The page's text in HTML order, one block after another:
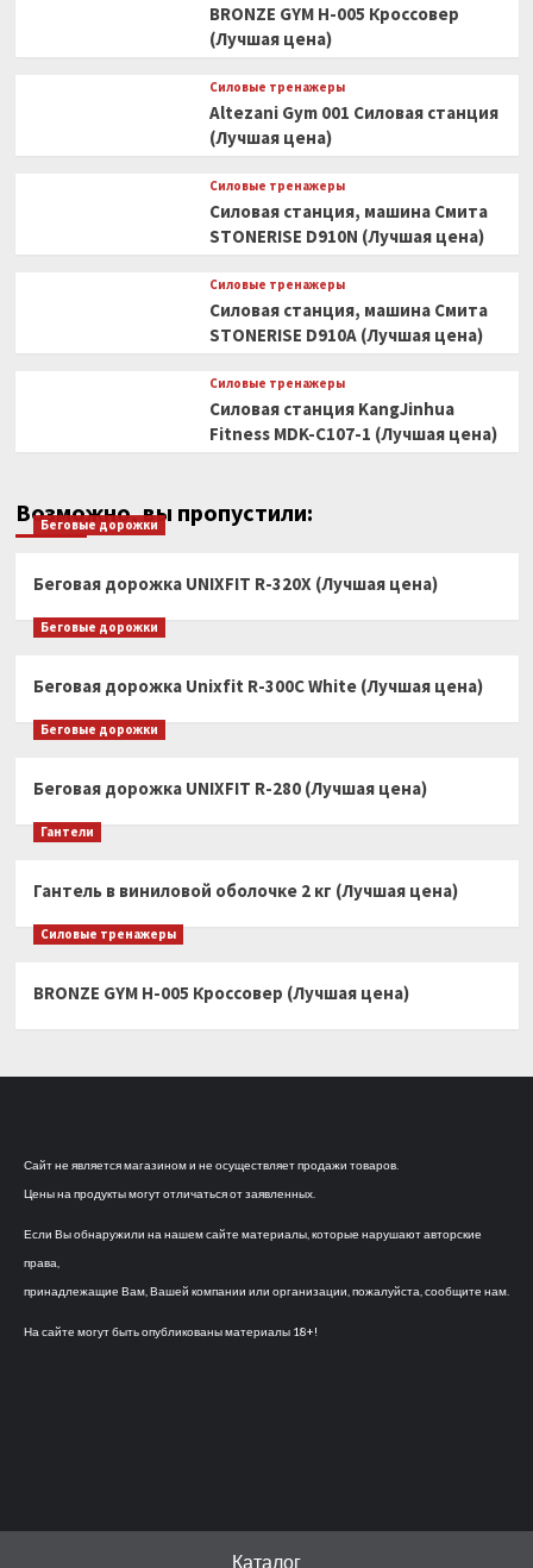
BRONZE GYM H-005 Кроссовер
(Лучшая цена)
Силовые тренажеры
Altezani Gym 001 Силовая станция
(Лучшая цена)
Силовые тренажеры
Силовая станция, машина Смита
STONERISE D910N (Лучшая цена)
Силовые тренажеры
Силовая станция, машина Смита
STONERISE D910A (Лучшая цена)
Силовые тренажеры
Силовая станция KangJinhua
Fitness MDK-C107-1 (Лучшая цена)
Возможно, вы пропустили:
Беговые дорожки
Беговая дорожка UNIXFIT R-320X (Лучшая цена)
Беговые дорожки
Беговая дорожка Unixfit R-300C White (Лучшая цена)
Беговые дорожки
Беговая дорожка UNIXFIT R-280 (Лучшая цена)
Гантели
Гантель в виниловой оболочке 2 кг (Лучшая цена)
Силовые тренажеры
BRONZE GYM H-005 Кроссовер (Лучшая цена)
Сайт не является магазином и не осуществляет продажи товаров.
Цены на продукты могут отличаться от заявленных.
Если Вы обнаружили на нашем сайте материалы, которые нарушают авторские
права,
принадлежащие Вам, Вашей компании или организации, пожалуйста, сообщите нам.
На сайте могут быть опубликованы материалы 18+!
Каталог